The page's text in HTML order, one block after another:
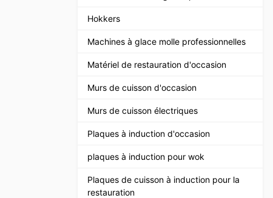
Hokkers
Machines à glace molle professionnelles
Matériel de restauration d'occasion
Murs de cuisson d'occasion
Murs de cuisson électriques
Plaques à induction d'occasion
plaques à induction pour wok
Plaques de cuisson à induction pour la
restauration